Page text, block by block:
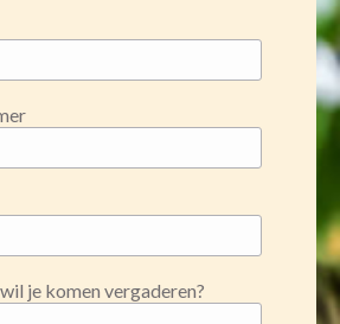
je komen vergaderen?